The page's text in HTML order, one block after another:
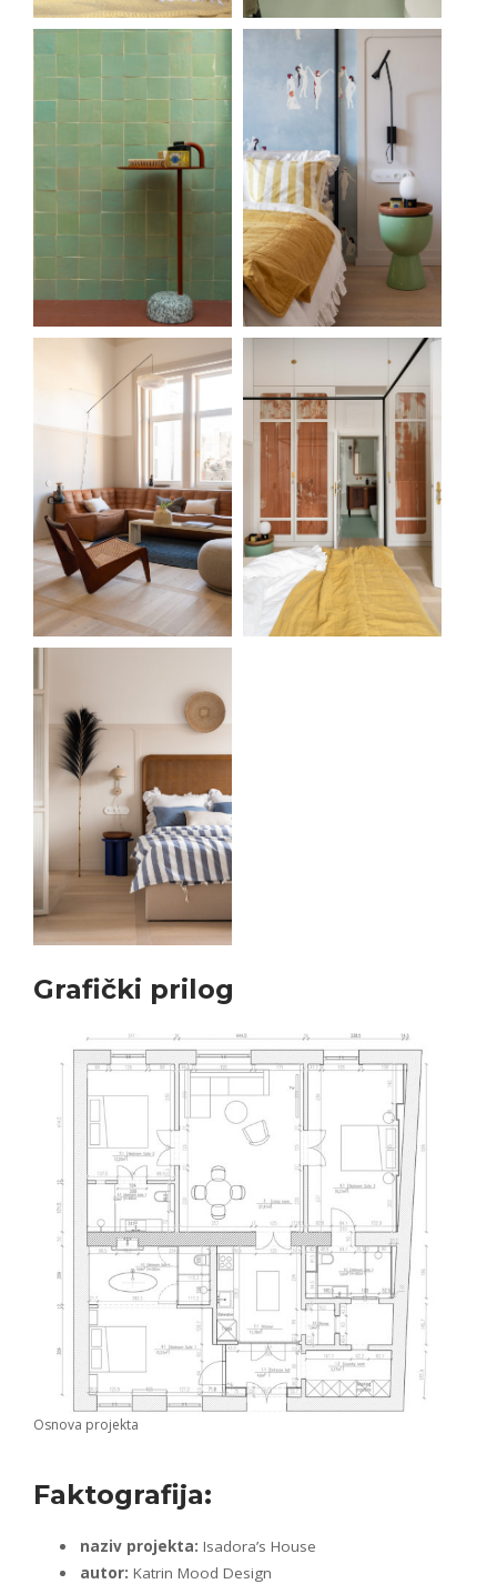
Grafički prilog
Osnova projekta
Faktografija:
naziv projekta: Isadora’s House
autor: Katrin Mood Design